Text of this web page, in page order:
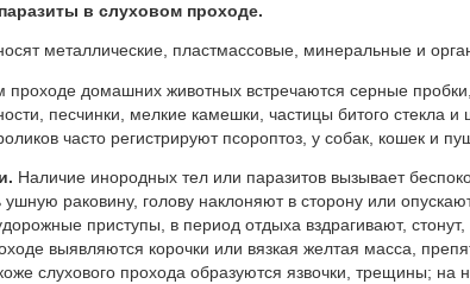
в слуховом проходе.
металлические, пластмассовые, минеральные и
проходе домашних животных встреча­ются серные
песчинки, мелкие камешки, частицы би­того стекла и
часто регистрируют псороптоз, у собак, кошек и
Наличие инородных тел или паразитов вызывает
ушную раковину, голову наклоняют в сторону или
приступы, в период отдыха вздрагивают,
выявляются корочки или вязкая желтая масса,
слухово­го прохода образуются язвочки, трещины;